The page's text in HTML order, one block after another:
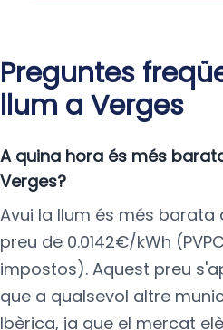
Preguntes
llum a Verges
A quina hora és més
Verges?
Avui la llum és més barata
preu de 0.0142€/kWh
impostos). Aquest preu
que a qualsevol altre
Ibèrica, ja que el mercat